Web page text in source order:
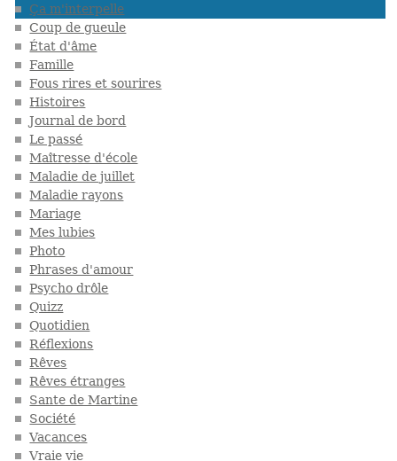
Ça m'interpelle
Coup de gueule
État d'âme
Famille
Fous rires et sourires
Histoires
Journal de bord
Le passé
Maîtresse d'école
Maladie de juillet
Maladie rayons
Mariage
Mes lubies
Photo
Phrases d'amour
Psycho drôle
Quizz
Quotidien
Réflexions
Rêves
Rêves étranges
Sante de Martine
Société
Vacances
Vraie vie